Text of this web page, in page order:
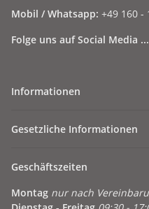
Mobil / Whatsapp: +49 160 -
Folge uns auf Social Media ...
Informationen
Gesetzliche Informationen
Geschäftszeiten
Montag nur nach